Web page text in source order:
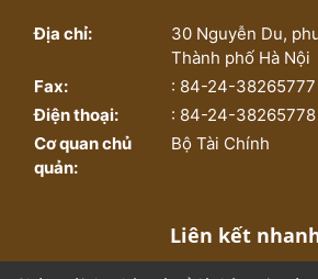
Địa chỉ:
30 Nguyễn Du,
Thành phố Hà Nội
Fax:
: 84-24-38265777
Điện thoại:
: 84-24-38265778
Cơ quan chủ
quản:
Bộ Tài Chính
Liên kết